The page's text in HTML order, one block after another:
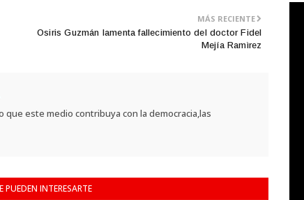
MÁS RECIENTE
Osiris Guzmán lamenta fallecimiento del doctor Fidel
Mejía Ramìrez
este medio contribuya con la democracia,las
PUEDEN INTERESARTE